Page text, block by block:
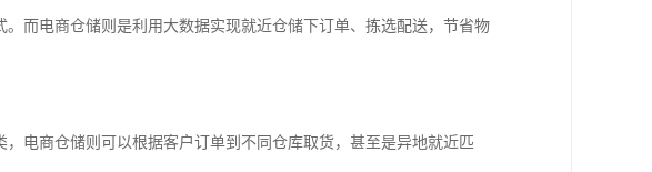
而电商仓储则是利用大数据实现就近仓储下订单、拣选配送，节省物
电商仓储则可以根据客户订单到不同仓库取货，甚至是异地就近匹